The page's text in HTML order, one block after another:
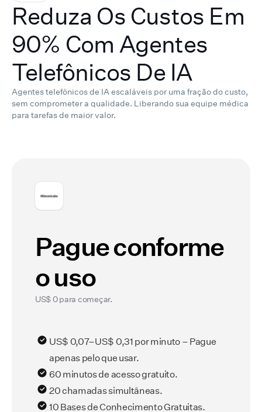
Reduza Os Custos Em
90% Com Agentes
Telefônicos De IA
Agentes telefônicos de IA escaláveis por uma fração do custo,
sem comprometer a qualidade. Liberando sua equipe médica
para tarefas de maior valor.
Pague conforme
o uso
US$ 0 para começar.
US$ 0,07–US$ 0,31 por minuto – Pague
apenas pelo que usar.
60 minutos de acesso gratuito.
20 chamadas simultâneas.
10 Bases de Conhecimento Gratuitas.